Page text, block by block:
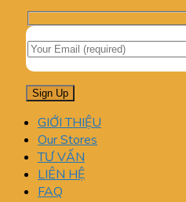
GIỚI THIỆU
Our Stores
TƯ VẤN
LIÊN HỆ
FAQ